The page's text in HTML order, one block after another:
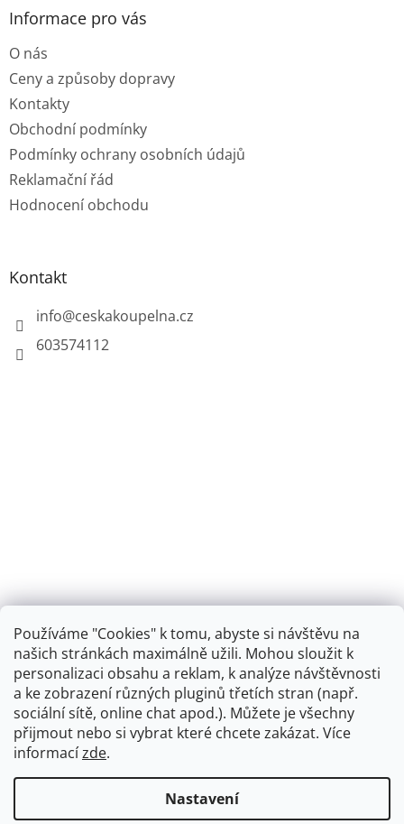
Používáme "Cookies" k tomu, abyste si návštěvu na
našich stránkách maximálně užili. Mohou sloužit k
personalizaci obsahu a reklam, k analýze návštěvnosti
a ke zobrazení různých pluginů třetích stran (např.
sociální sítě, online chat apod.). Můžete je všechny
přijmout nebo si vybrat které chcete zakázat. Více
informacízde.
Nastavení
Informace pro vás
O nás
Ceny a způsoby dopravy
Kontakty
Obchodní podmínky
Podmínky ochrany osobních údajů
Reklamační řád
Hodnocení obchodu
Kontakt
info@ceskakoupelna.cz
603574112
Retro koupelna
Vytvořil Shoptet + plnenieshopu.cz